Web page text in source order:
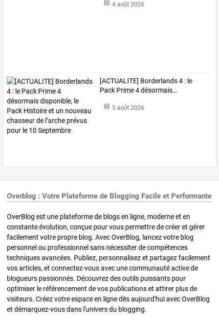
4 août 2026
[ACTUALITE] Borderlands4 : le
Pack Prime4désormais…
5 août 2026
Overblog : Votre Plateforme de Blogging Facile et Performante
OverBlog est une plateforme de blogs en ligne, moderne et en
constante évolution, conçue pour vous permettre de créer et gérer
facilement votre propre blog. Avec OverBlog, lancez votre blog
personnel ou professionnel sans nécessiter de compétences
techniques avancées. Publiez, personnalisez et partagez facilement
vos articles, et connectez-vous avec une communauté active de
blogueurs passionnés. Découvrez des outils puissants pour
optimiser le référencement de vos publications et attirer plus de
visiteurs. Créez votre espace en ligne dès aujourd'hui avec OverBlog
et démarquez-vous dans l'univers du blogging.